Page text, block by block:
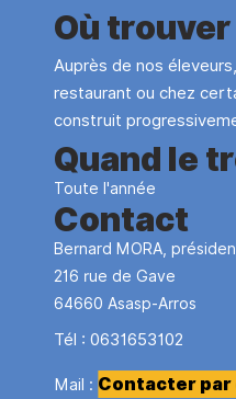
Où
Auprès de nos
restaurant ou chez
construit
Quand le
Toute l'année
Contact
Bernard MORA,
216 rue de Gave
64660 Asasp-Arros
Tél :0631653102
Mail : Contacter par